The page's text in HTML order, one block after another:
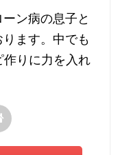
ン病の息子と
ます。中でも
りに力を入れ